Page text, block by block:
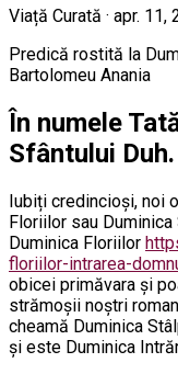
Viață Curată · apr. 11,
Predică rostită la
Bartolomeu Anania
În numele
Sfântului
Iubiți credincioși, noi
Floriilor sau
Duminica Floriilor
floriilor-intrarea-
obicei primăvara și
strămoșii noștri
cheamă Duminica
și este Duminica